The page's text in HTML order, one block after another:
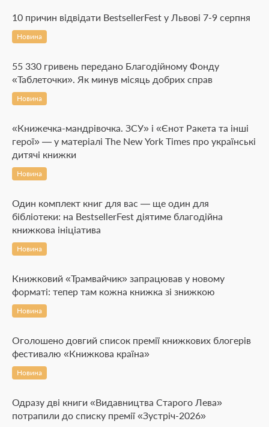
10 причин відвідати BestsellerFest у Львові 7-9 серпня
Новина
55 330 гривень передано Благодійному Фонду
«Таблеточки». Як минув місяць добрих справ
Новина
«Книжечка-мандрівочка. ЗСУ» і «Єнот Ракета та інші
герої» — у матеріалі The New York Times про українські
дитячі книжки
Новина
Один комплект книг для вас — ще один для
бібліотеки: на BestsellerFest діятиме благодійна
книжкова ініціатива
Новина
Книжковий «Трамвайчик» запрацював у новому
форматі: тепер там кожна книжка зі знижкою
Новина
Оголошено довгий список премії книжкових блогерів
фестивалю «Книжкова країна»
Новина
Одразу дві книги «Видавництва Старого Лева»
потрапили до списку премії «Зустріч-2026»